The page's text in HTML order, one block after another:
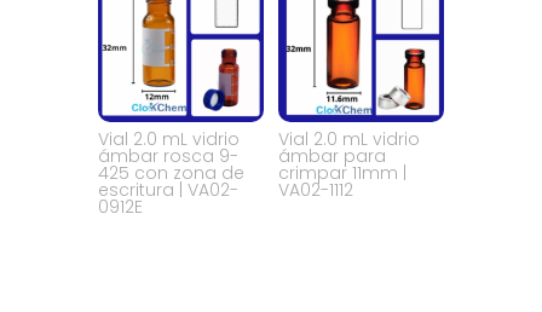
Vial 2.0 mL vidrio
ámbar rosca 9-
425 con zona de
escritura | VA02-
0912E
Vial 2.0 mL vidrio
ámbar para
crimpar 11mm |
VA02-1112